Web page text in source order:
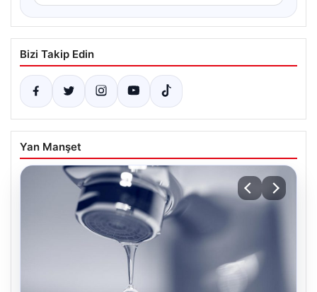
Bizi Takip Edin
Yan Manşet